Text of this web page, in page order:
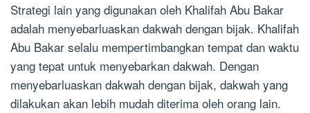
Strategi lain yang digunakan oleh Khalifah Abu Bakar
adalah menyebarluaskan dakwah dengan bijak. Khalifah
Abu Bakar selalu mempertimbangkan tempat dan waktu
yang tepat untuk menyebarkan dakwah. Dengan
menyebarluaskan dakwah dengan bijak, dakwah yang
dilakukan akan lebih mudah diterima oleh orang lain.